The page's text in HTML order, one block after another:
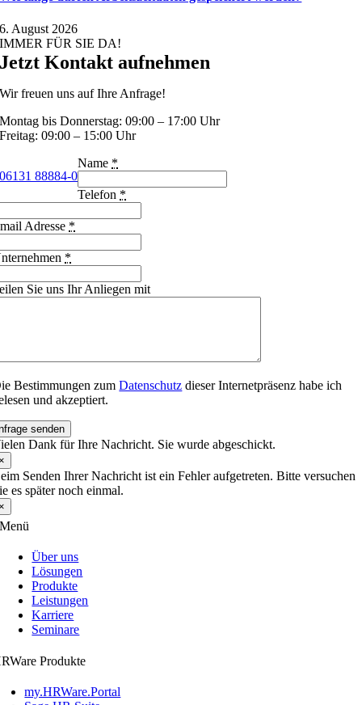
6. August 2026
IMMER FÜR SIE DA!
Jetzt Kontakt aufnehmen
Wir freuen uns auf Ihre Anfrage!
Montag bis Donnerstag: 09:00 – 17:00 Uhr
Freitag: 09:00 – 15:00 Uhr
06131 88884-0
Name *
Telefon *
Adresse *
*
Sie uns Ihr Anliegen mit
Bestimmungen zumDatenschutz dieser Internetpräsenz habe ich
und akzeptiert.
senden
Dank für Ihre Nachricht. Sie wurde abgeschickt.
Senden Ihrer Nachricht ist ein Fehler aufgetreten. Bitte versuchen
es später noch einmal.
Menü
Über uns
Lösungen
Produkte
Leistungen
Karriere
Seminare
Produkte
my.HRWare.Portal